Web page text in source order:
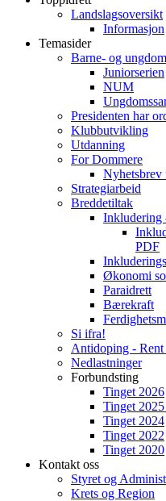
Landslagsoversikt
Informasjon
Temasider
Barne- og
Juniorserien
NUM
Presidenten har
Klubbutvikling
Utdanning
For Dommere
Nyhetsbrev
Strategiarbeid
Breddetiltak
Inkludering
PDF
Økonomi
Paraidrett
Bærekraft
Si ifra!
Antidoping -
Nedlastninger
Forbundsting
Tinget 2026
Tinget
Tinget 2024
Tinget 2022
Tinget 2020
Kontakt oss
Styret og
Krets og Region